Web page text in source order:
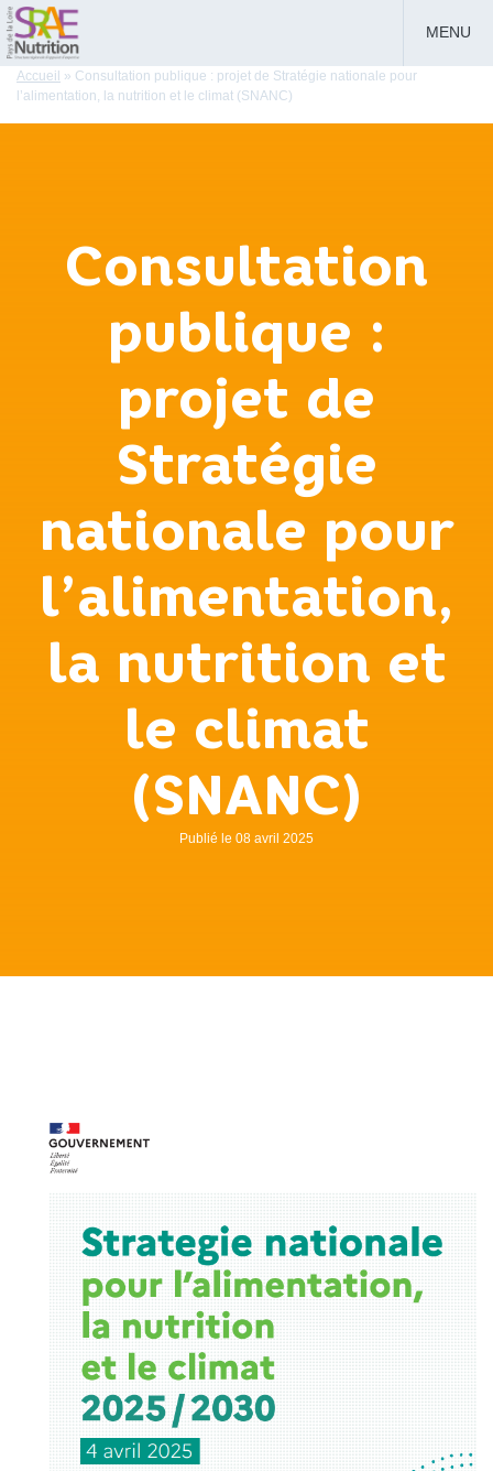
MENU
Accueil » Consultation publique : projet de Stratégie nationale pour
l’alimentation, la nutrition et le climat (SNANC)
Consultation
publique :
projet de
Stratégie
nationale pour
l’alimentation,
la nutrition et
le climat
(SNANC)
Publié le 08 avril 2025